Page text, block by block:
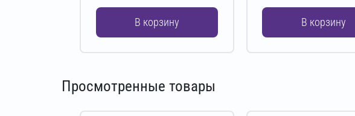
В корзину В корзину
Просмотренные товары